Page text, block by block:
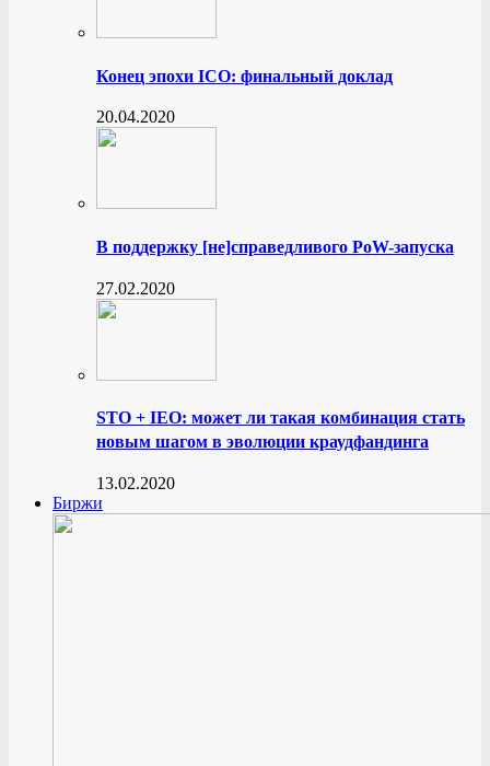
Конец эпохи ICO: финальный доклад
20.04.2020
В поддержку [не]справедливого PoW-запуска
27.02.2020
STO + IEO: может ли такая комбинация стать
новым шагом в эволюции краудфандинга
13.02.2020
Биржи